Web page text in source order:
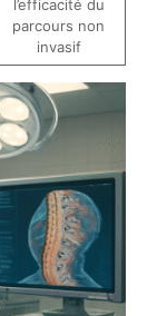
l’efficacité du
parcours non
invasif